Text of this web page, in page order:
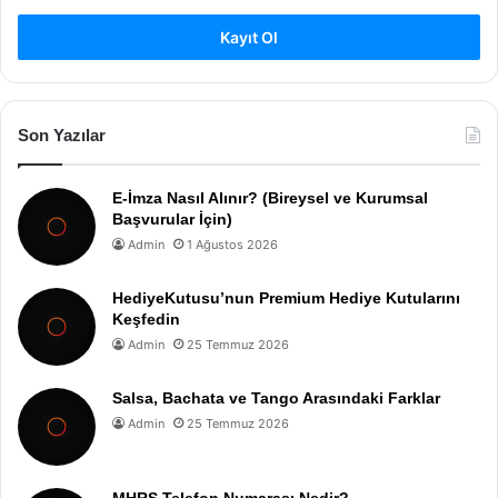
Kayıt Ol
Son Yazılar
E-İmza Nasıl Alınır? (Bireysel ve Kurumsal
Başvurular İçin)
Admin 1 Ağustos 2026
HediyeKutusu’nun Premium Hediye Kutularını
Keşfedin
Admin 25 Temmuz 2026
Salsa, Bachata ve Tango Arasındaki Farklar
Admin 25 Temmuz 2026